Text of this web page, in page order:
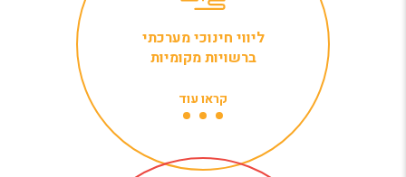
ליווי חינוכי מערכתי
ברשויות מקומיות
קראו עוד